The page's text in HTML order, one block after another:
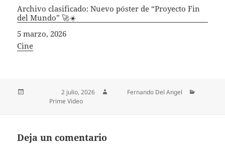
Archivo clasificado: Nuevo póster de “Proyecto Fin
del Mundo” 🚀☀️
Fecha
5 marzo, 2026
In relation to
Cine
Publicado el2 julio, 2026
Fernando Del Angel
Prime Video
Deja un comentario